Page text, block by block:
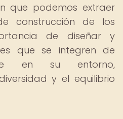
que podemos extraer
construcción de los
de diseñar y
que se integren de
en su entorno,
y el equilibrio